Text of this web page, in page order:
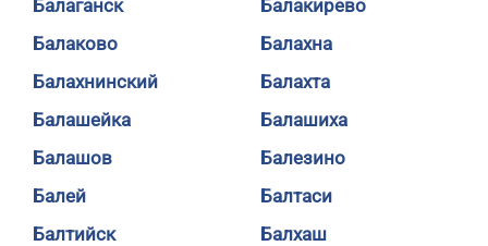
Балаганск
Балакирево
Балаково
Балахна
Балахнинский
Балахта
Балашейка
Балашиха
Балашов
Балезино
Балей
Балтаси
Балтийск
Балхаш